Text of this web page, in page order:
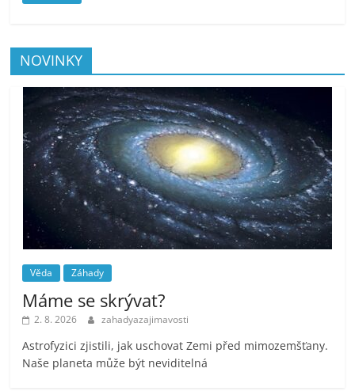
NOVINKY
Věda Záhady
Máme se skrývat?
2. 8. 2026 zahadyazajimavosti
Astrofyzici zjistili, jak uschovat Zemi před mimozemšťany.
Naše planeta může být neviditelná